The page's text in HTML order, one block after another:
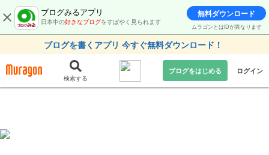
ブログみるアプリ
日本中の好きなブログをすばやく見られます
無料ダウンロード
ムラゴンとはIDが異なります
ブログを書くアプリ 今すぐ無料ダウンロード！
検索する
ブログをはじめる ログイン